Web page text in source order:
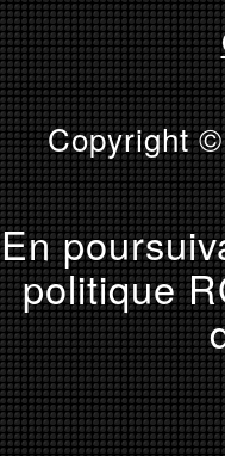
Copyright
En
politique